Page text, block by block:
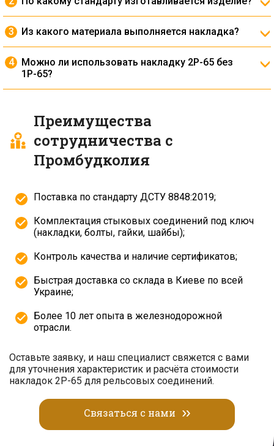
стыка.
Из какого материала выполняется накладка?
повышенной прочности с термообработкой для
увеличения срока службы.
Можно ли использовать накладку 2Р-65 без
1Р-65?
Использование только одной накладки не
обеспечит достаточной жёсткости стыка.
Преимущества
сотрудничества с
Промбудколия
Поставка по стандарту ДСТУ 8848:2019;
Комплектация стыковых соединений под ключ
(накладки, болты, гайки, шайбы);
Контроль качества и наличие сертификатов;
Быстрая доставка со склада в Киеве по всей
Украине;
Более 10 лет опыта в железнодорожной
отрасли.
Оставьте заявку, и наш специалист свяжется с вами
для уточнения характеристик и расчёта стоимости
накладок 2Р-65 для рельсовых соединений.
Связаться с нами